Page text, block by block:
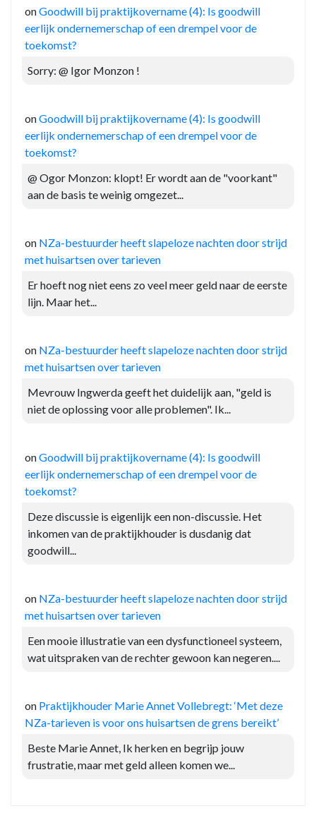
onGoodwill bij praktijkovername (4): Is goodwill
eerlijk ondernemerschap of een drempel voor de
toekomst?
Sorry: @ Igor Monzon !
onGoodwill bij praktijkovername (4): Is goodwill
eerlijk ondernemerschap of een drempel voor de
toekomst?
@ Ogor Monzon: klopt! Er wordt aan de "voorkant"
aan de basis te weinig omgezet...
on NZa-bestuurder heeft slapeloze nachten door strijd
met huisartsen over tarieven
Er hoeft nog niet eens zo veel meer geld naar de eerste
lijn. Maar het...
on NZa-bestuurder heeft slapeloze nachten door strijd
met huisartsen over tarieven
Mevrouw Ingwerda geeft het duidelijk aan, "geld is
niet de oplossing voor alle problemen". Ik...
onGoodwill bij praktijkovername (4): Is goodwill
eerlijk ondernemerschap of een drempel voor de
toekomst?
Deze discussie is eigenlijk een non-discussie. Het
inkomen van de praktijkhouder is dusdanig dat
goodwill...
on NZa-bestuurder heeft slapeloze nachten door strijd
met huisartsen over tarieven
Een mooie illustratie van een dysfunctioneel systeem,
wat uitspraken van de rechter gewoon kan negeren....
on Praktijkhouder Marie Annet Vollebregt: ‘Met deze
NZa-tarieven is voor ons huisartsen de grens bereikt’
Beste Marie Annet, Ik herken en begrijp jouw
frustratie, maar met geld alleen komen we...